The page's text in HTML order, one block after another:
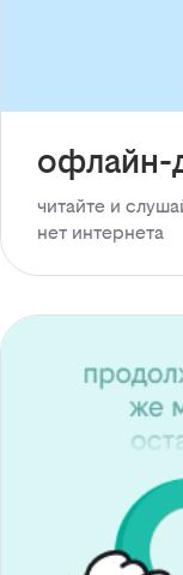
офлайн-
читайте и
нет интернета